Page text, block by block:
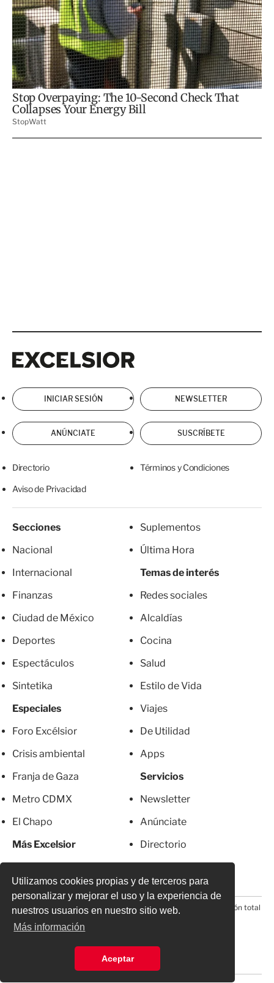
Utilizamos cookies propias y de terceros para
personalizar y mejorar el uso y la experiencia de
nuestros usuarios en nuestro sitio web.
Más información
Aceptar
INICIAR SESIÓN NEWSLETTER
ANÚNCIATE SUSCRÍBETE
Directorio Términos y Condiciones
Aviso de Privacidad
Secciones
Nacional
Internacional
Finanzas
Ciudad de México
Deportes
Espectáculos
Sintetika
Especiales
Foro Excélsior
Crisis ambiental
Franja de Gaza
Metro CDMX
El Chapo
Más Excelsior
Suplementos
Última Hora
Temas de interés
Redes sociales
Alcaldías
Cocina
Salud
Estilo de Vida
Viajes
De Utilidad
Apps
Servicios
Newsletter
Anúnciate
Directorio
© 2026 Todos los derechos reservados. Prohibida la reproducción total
o parcial, incluyendo cualquier medio electrónico*